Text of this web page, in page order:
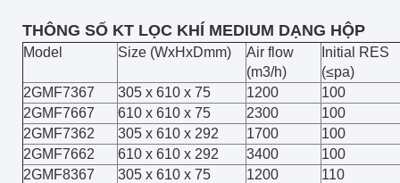
THÔNG SỐ KT LỌC KHÍ MEDIUM DẠNG HỘP
Model Size (WxHxDmm)
Air flow
(m3/h)
Initial RES
(≤pa)
2GMF7367
305 x 610 x 75 1200
100
2GMF7667
610 x 610 x 75 2300
100
2GMF7362
305 x 610 x 292 1700
100
2GMF7662
610 x 610 x 292 3400
100
2GMF8367
305 x 610 x 75 1200
110